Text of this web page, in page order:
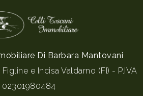
Di Barbara Mantovani
e Incisa Valdarno (FI) - P.IVA
02301980484